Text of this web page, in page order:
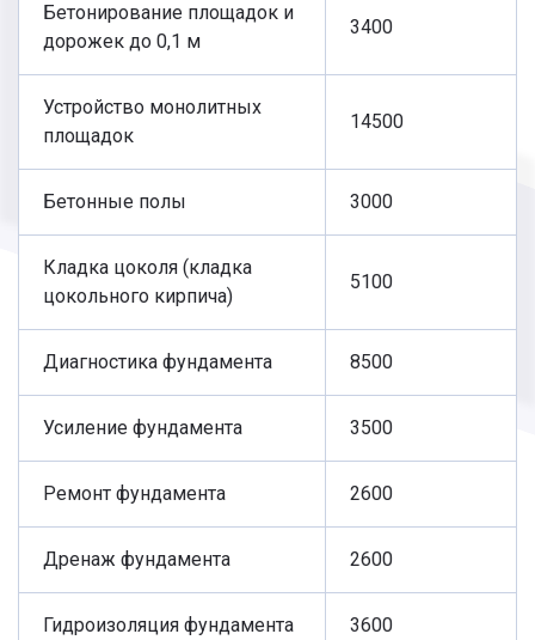
Бетонирование площадок и
дорожек до 0,1 м
3400
Устройство монолитных
площадок
14500
Бетонные полы 3000
Кладка цоколя (кладка
цокольного кирпича)
5100
Диагностика фундамента 8500
Усиление фундамента 3500
Ремонт фундамента 2600
Дренаж фундамента 2600
Гидроизоляция фундамента 3600